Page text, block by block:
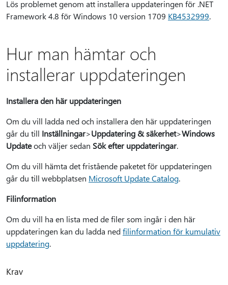
Lös problemet genom att installera uppdateringen för .NET
Framework 4.8 för Windows 10 version 1709 KB4532999.
Hur man hämtar och
installerar uppdateringen
Installera den här uppdateringen
Om du vill ladda ned och installera den här uppdateringen
går du till Inställningar>Uppdatering & säkerhet>Windows
Updateoch väljer sedan Sök efter uppdateringar.
Om du vill hämta det fristående paketet för uppdateringen
går du till webbplatsen Microsoft Update Catalog.
Filinformation
Om du vill ha en lista med de filer som ingår i den här
uppdateringen kan du ladda nedfilinformation för kumulativ
uppdatering.
Krav